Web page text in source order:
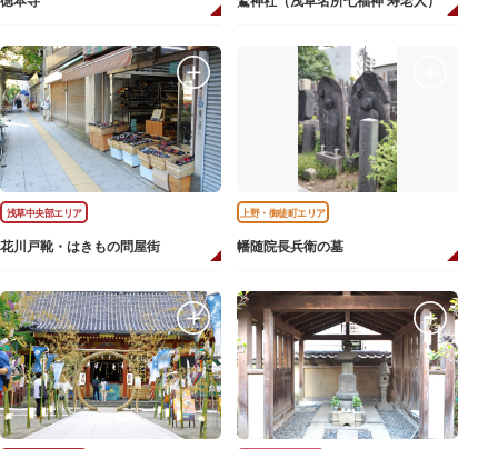
浅草中央部エリア
花川戸靴・はきもの問屋街
上野・御徒町エリア
幡随院長兵衛の墓